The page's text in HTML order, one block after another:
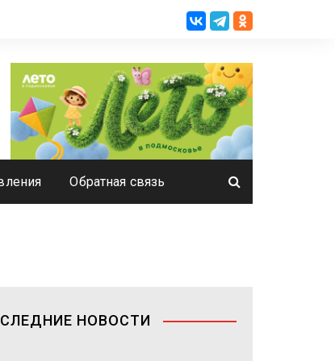
Обратная связь
НОВОСТИ